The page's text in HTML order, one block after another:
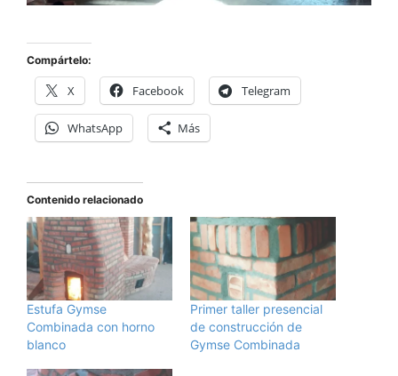
Compártelo:
X Facebook Telegram
WhatsApp Más
Contenido relacionado
Estufa Gymse
Combinada con horno
blanco
Primer taller presencial
de construcción de
Gymse Combinada